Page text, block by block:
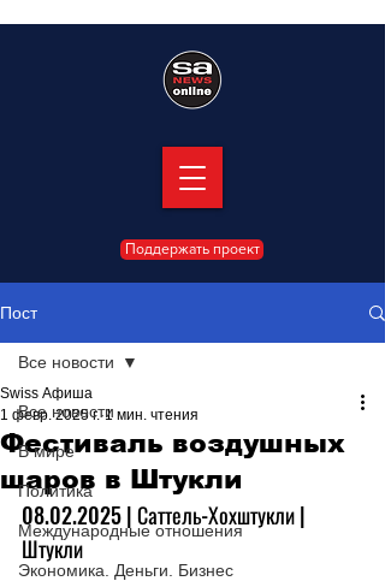
Поддержать проект
Пост
Все новости
В мире
Политика
Международные отношения
Экономика. Деньги. Бизнес
Все новости
Фестиваль воздушных
шаров в Штукли
Swiss Афиша
1 февр. 2025 г. 1 мин. чтения
08.02.2025 | Саттель-Хохштукли |
Штукли